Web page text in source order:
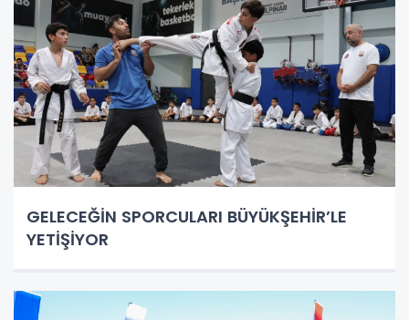
GELECEĞİN SPORCULARI BÜYÜKŞEHİR’LE
YETİŞİYOR